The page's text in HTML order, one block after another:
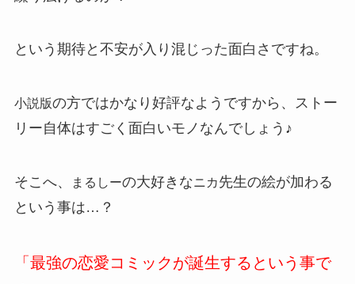
という期待と不安が入り混じった面白さですね。
小説版の方ではかなり好評なようですから、ストー
リー自体はすごく面白いモノなんでしょう♪
そこへ、 まるしーの大好きなニカ先生の絵が加わる
という事は…？
「最強の恋愛コミックが誕生するという事で